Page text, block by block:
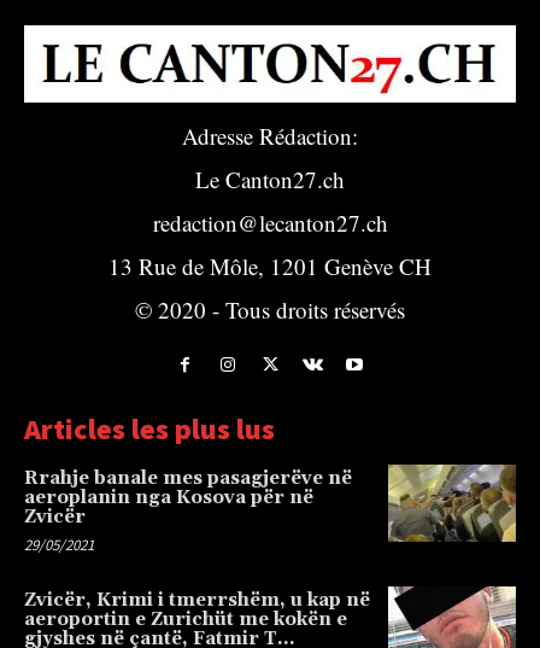
Adresse Rédaction:
Le Canton27.ch
redaction@lecanton27.ch
13 Rue de Môle, 1201 Genève CH
© 2020 - Tous droits réservés
Articles les plus lus
Rrahje banale mes pasagjerëve në
aeroplanin nga Kosova për në
Zvicër
29/05/2021
Zvicër, Krimi i tmerrshëm, u kap në
aeroportin e Zurichüt me kokën e
gjyshes në çantë, Fatmir T…